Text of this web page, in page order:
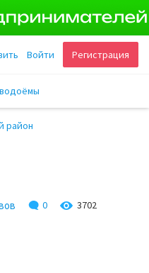
Регистрация
Войти
район
0 3702